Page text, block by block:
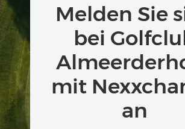
Melden Sie
bei
mit
an